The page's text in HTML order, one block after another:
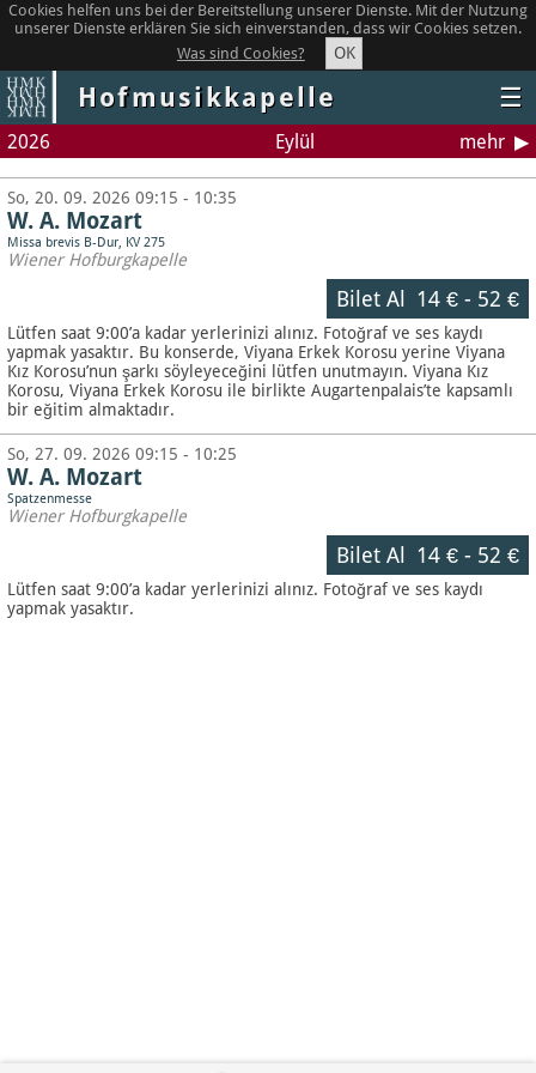
Cookies helfen uns bei der Bereitstellung unserer Dienste. Mit der Nutzung
unserer Dienste erklären Sie sich einverstanden, dass wir Cookies setzen.
Was sind Cookies?
OK
Hofmusikkapelle ☰
2026 Eylül mehr
So, 20. 09. 2026 09:15 - 10:35
W. A. Mozart
Missa brevis B-Dur, KV 275
Wiener Hofburgkapelle
Bilet Al 14 €- 52 €
Lütfen saat 9:00’a kadar yerlerinizi alınız. Fotoğraf ve ses kaydı
yapmak yasaktır. Bu konserde, Viyana Erkek Korosu yerine Viyana
Kız Korosu’nun şarkı söyleyeceğini lütfen unutmayın. Viyana Kız
Korosu, Viyana Erkek Korosu ile birlikte Augartenpalais’te kapsamlı
bir eğitim almaktadır.
So, 27. 09. 2026 09:15 - 10:25
W. A. Mozart
Spatzenmesse
Wiener Hofburgkapelle
Bilet Al 14 €- 52 €
Lütfen saat 9:00’a kadar yerlerinizi alınız. Fotoğraf ve ses kaydı
yapmak yasaktır.